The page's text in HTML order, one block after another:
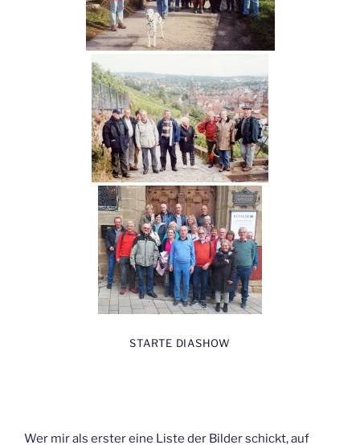
STARTE DIASHOW
Wer mir als erster eine Liste der Bilder schickt, auf